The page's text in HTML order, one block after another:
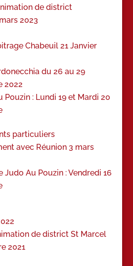
de district
2023
Chabeuil 21 Janvier
du 26 au 29
2022
Pouzin : Lundi 19 et Mardi 20
particuliers
avec Réunion 3 mars
Judo Au Pouzin : Vendredi 16
de district St Marcel
2021